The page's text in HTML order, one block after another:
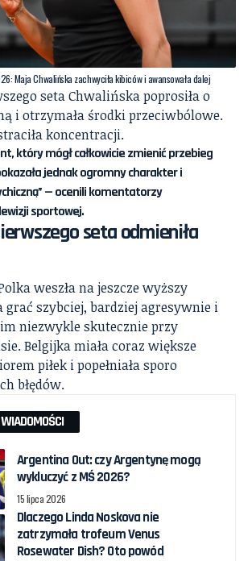
Maja Chwalińska zachwyciła kibiców i awansowała dalej
seta Chwalińska poprosiła o
i otrzymała środki przeciwbólowe.
koncentracji.
który mógł całkowicie zmienić przebieg
jednak ogromny charakter i
— ocenili komentatorzy
sportowej.
seta odmieniła
weszła na jeszcze wyższy
grać szybciej, bardziej agresywnie i
niezwykle skutecznie przy
Belgijka miała coraz większe
piłek i popełniała sporo
błędów.
Argentina Out: czy Argentynę mogą
wykluczyć z MŚ 2026?
15 lipca 2026
Dlaczego Linda Noskova nie
zatrzymała trofeum Venus
Rosewater Dish? Oto powód